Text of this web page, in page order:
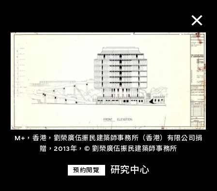
M+，香港，劉榮廣伍振民建築師事務所（香港）有限公司捐
贈，2013年，© 劉榮廣伍振民建築師事務所
預約閱覽 研究中心
M+藏品
進一步篩選 搜索
關於M+藏品